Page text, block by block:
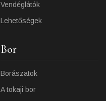
Vendéglátók
Lehetőségek
Bor
Borászatok
A tokaji bor